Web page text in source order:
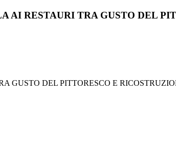
RESTAURI TRA GUSTO DEL
DEL PITTORESCO E